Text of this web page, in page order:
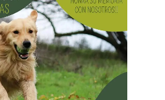
informaron que,durante las
operativo de bacheo será
cuadrillas de trabajo y dos